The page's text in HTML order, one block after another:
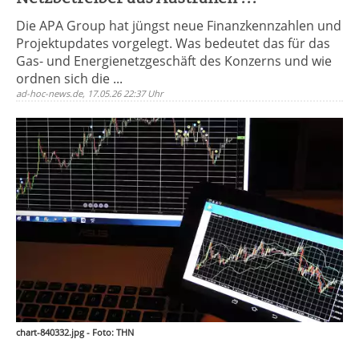
Die APA Group hat jüngst neue Finanzkennzahlen und
Projektupdates vorgelegt. Was bedeutet das für das
Gas- und Energienetzgeschäft des Konzerns und wie
ordnen sich die ...
ad-hoc-news.de, 17.05.26 22:37 Uhr
chart-840332.jpg - Foto: THN